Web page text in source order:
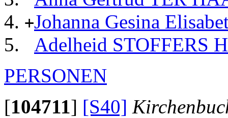
+Johanna Gesina
Adelheid STOFFERS
PERSONEN
[104711] [S40]